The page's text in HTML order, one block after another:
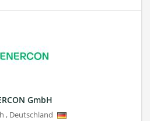
GmbH
, Deutschland